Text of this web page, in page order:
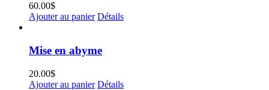
60.00$
Ajouter au panier Détails
Mise en abyme
20.00$
Ajouter au panier Détails